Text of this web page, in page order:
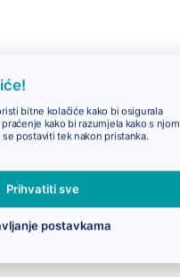
bitne kolačiće kako bi osigurala
kako bi razumjela kako s njom
postaviti tek nakon pristanka.
Prihvatiti sve
postavkama